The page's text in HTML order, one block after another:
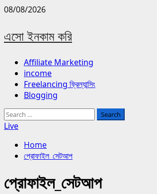
Skip
content
08/08/2026
এসো ইনকাম করি
Primary
Menu
Affiliate Marketing
income
Freelancing ফ্রিল্যান্সিং
Blogging
Search
for:
Live
Home
প্রোফাইল_সেটআপ
প্রোফাইল_সেটআপ